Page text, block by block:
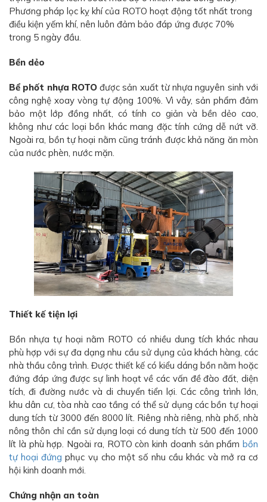
Phương pháp lọc kỵ khí của ROTO hoạt động tốt nhất trong
điều kiện yếm khí, nên luôn đảm bảo đáp ứng được 70%
trong 5 ngày đầu.
Bền dẻo
Bể phốt nhựa ROTOđược sản xuất từ nhựa nguyên sinh với
công nghệ xoay vòng tự động 100%. Vì vây, sản phẩm đảm
bảo một lớp đồng nhất, có tính co giản và bền dẻo cao,
không như các loại bồn khác mang đặc tính cứng dễ nứt vỡ.
Ngoài ra, bồn tự hoại nằm cũng tránh được khả năng ăn mòn
của nước phèn, nước mặn.
Thiết kế tiện lợi
Bồn nhựa tự hoại nằm ROTO có nhiều dung tích khác nhau
phù hợp với sự đa dạng nhu cầu sử dụng của khách hàng, các
nhà thầu công trình. Được thiết kế có kiểu dáng bồn nằm hoặc
đứng đáp ứng được sự linh hoạt về các vấn đề đào đất, diện
tích, đi đường nước và di chuyển tiển lợi. Các công trình lớn,
khu dân cư, tòa nhà cao tầng có thể sử dụng các bồn tự hoại
dung tích từ 3000 đến 8000 lít. Riêng nhà riêng, nhà phố, nhà
nông thôn chỉ cần sử dụng loại có dung tích từ 500 đến 1000
lít là phù hợp. Ngoài ra, ROTO còn kinh doanh sản phẩm bồn
tự hoại đứng phục vụ cho một số nhu cầu khác và mở ra cơ
hội kinh doanh mới.
Chứng nhận an toàn